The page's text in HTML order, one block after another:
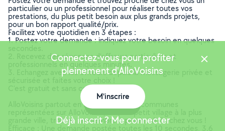
particulier ou un professionnel pour réaliser toutes vos
prestations, du plus petit besoin aux plus grands projets,
pour un bon rapport qualité/prix.
Facilitez votre quotidien en 3 étapes :
1. Postez votre demande : indiquez votre besoin en quelques
2. Recevez des réponses d’offreurs particuliers et
professionnels en quelques minutes.
3. Echangez avec les offreurs depuis la messagerie privée et
C’est gratuit et sans commission !
AlloVoisins partout en France : 35 000 communes
grande ville, trouvez un membre à proximité de chez vous !
Efficace : Une demande postée toutes les 10 secondes, 3.6
Connectez-vous pour profiter
pleinement d'AlloVoisins
M'inscrire
Déjà inscrit ? Me connecter